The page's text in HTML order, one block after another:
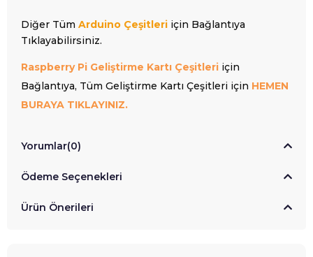
Diğer Tüm Arduino Çeşitleri için Bağlantıya
Tıklayabilirsiniz.
Raspberry Pi Geliştirme Kartı Çeşitleri için
Bağlantıya, Tüm Geliştirme Kartı Çeşitleri için HEMEN
BURAYA TIKLAYINIZ.
Yorumlar(0)
Ödeme Seçenekleri
Ürün Önerileri